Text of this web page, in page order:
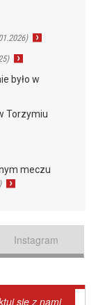
było w
Torzymiu
meczu
Instagram
się z nami